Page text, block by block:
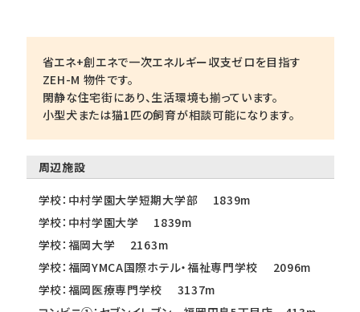
省エネ+創エネで一次エネルギー収支ゼロを目指す
ZEH-M 物件です。
閑静な住宅街にあり、生活環境も揃っています。
小型犬または猫1匹の飼育が相談可能になります。
周辺施設
学校：中村学園大学短期大学部 1839m
学校：中村学園大学 1839m
学校：福岡大学 2163m
学校：福岡YMCA国際ホテル・福祉専門学校 2096m
学校：福岡医療専門学校 3137m